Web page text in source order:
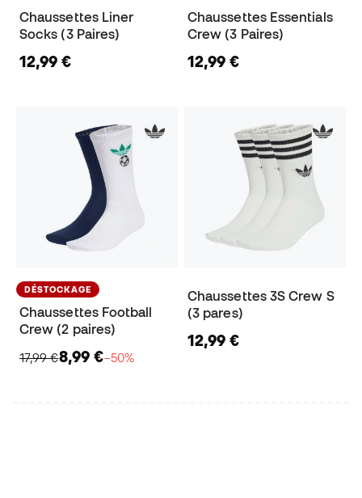
Chaussettes Liner
Socks (3 Paires)
12,99 €
Chaussettes Essentials
Crew (3 Paires)
12,99 €
DÉSTOCKAGE
Chaussettes Football
Crew (2 paires)
17,99 €8,99 €−50%
Chaussettes 3S Crew S
(3 pares)
12,99 €